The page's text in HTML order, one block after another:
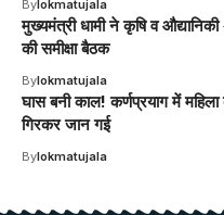
Bylokmatujala
मुख्यमंत्री धामी ने कृषि व
की समीक्षा बैठक
Bylokmatujala
घास बनी काल! कर्णप्रयाग में
गिरकर जान गई
Bylokmatujala